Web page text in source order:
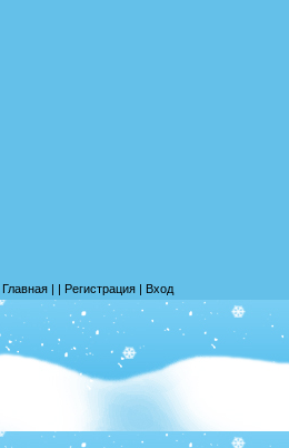
Главная| | Регистрация| Вход